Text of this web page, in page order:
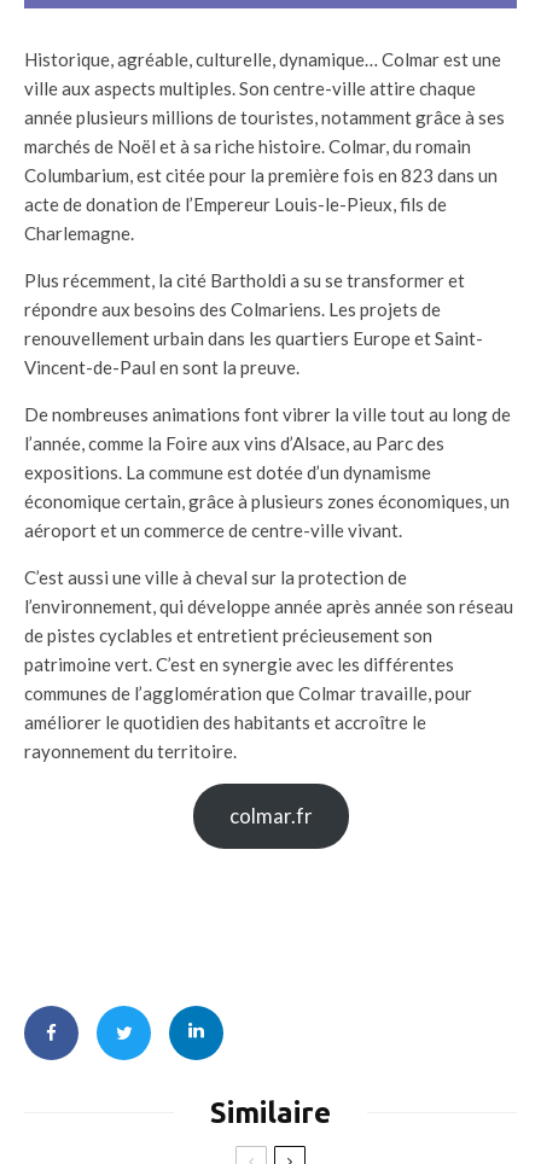
Historique, agréable, culturelle, dynamique… Colmar est une
ville aux aspects multiples. Son centre-ville attire chaque
année plusieurs millions de touristes, notamment grâce à ses
marchés de Noël et à sa riche histoire. Colmar, du romain
Columbarium, est citée pour la première fois en 823 dans un
acte de donation de l’Empereur Louis-le-Pieux, fils de
Charlemagne.
Plus récemment, la cité Bartholdi a su se transformer et
répondre aux besoins des Colmariens. Les projets de
renouvellement urbain dans les quartiers Europe et Saint-
Vincent-de-Paul en sont la preuve.
De nombreuses animations font vibrer la ville tout au long de
l’année, comme la Foire aux vins d’Alsace, au Parc des
expositions. La commune est dotée d’un dynamisme
économique certain, grâce à plusieurs zones économiques, un
aéroport et un commerce de centre-ville vivant.
C’est aussi une ville à cheval sur la protection de
l’environnement, qui développe année après année son réseau
de pistes cyclables et entretient précieusement son
patrimoine vert. C’est en synergie avec les différentes
communes de l’agglomération que Colmar travaille, pour
améliorer le quotidien des habitants et accroître le
rayonnement du territoire.
colmar.fr
Similaire